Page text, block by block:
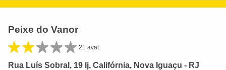
Peixe do Vanor
21 aval.
Rua Luís Sobral, 19 lj, Califórnia, Nova Iguaçu - RJ